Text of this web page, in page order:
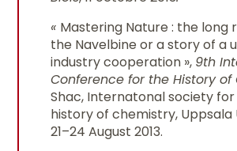
« Mastering Nature : the long
the Navelbine or a story of a
industry cooperation », 9th
Conference for the History of
Shac, Internatonal society
history of chemistry, Uppsala
21–24 August 2013.